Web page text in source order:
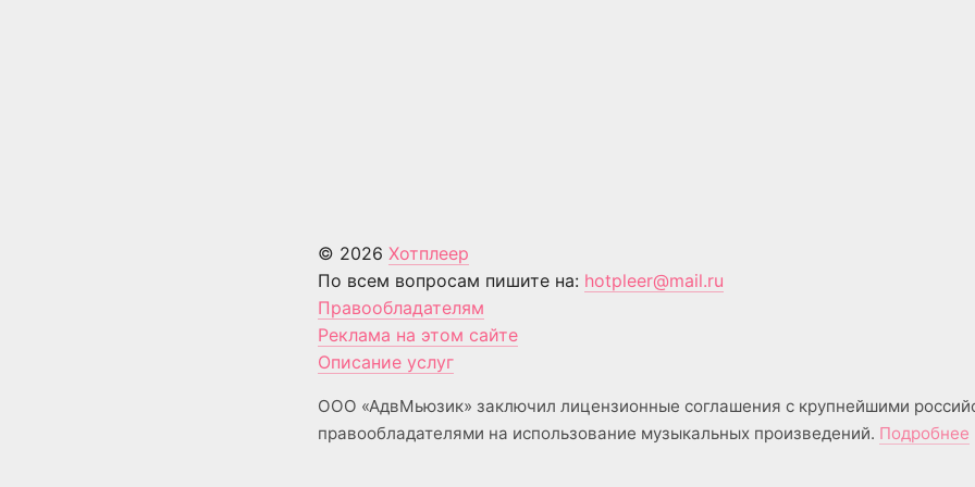
© 2026 Хотплеер
По всем вопросам пишите на: hotpleer@mail.ru
Правообладателям
Реклама на этом сайте
Описание услуг
ООО «АдвМьюзик» заключил лицензионные соглашения с крупнейшими
правообладателями на использование музыкальных произведений. Подробнее